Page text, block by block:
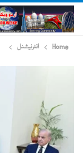
Home انٹرنیشنل